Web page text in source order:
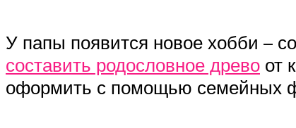
У папы появится новое хобби –
составить родословное древо от
оформить с помощью семейных